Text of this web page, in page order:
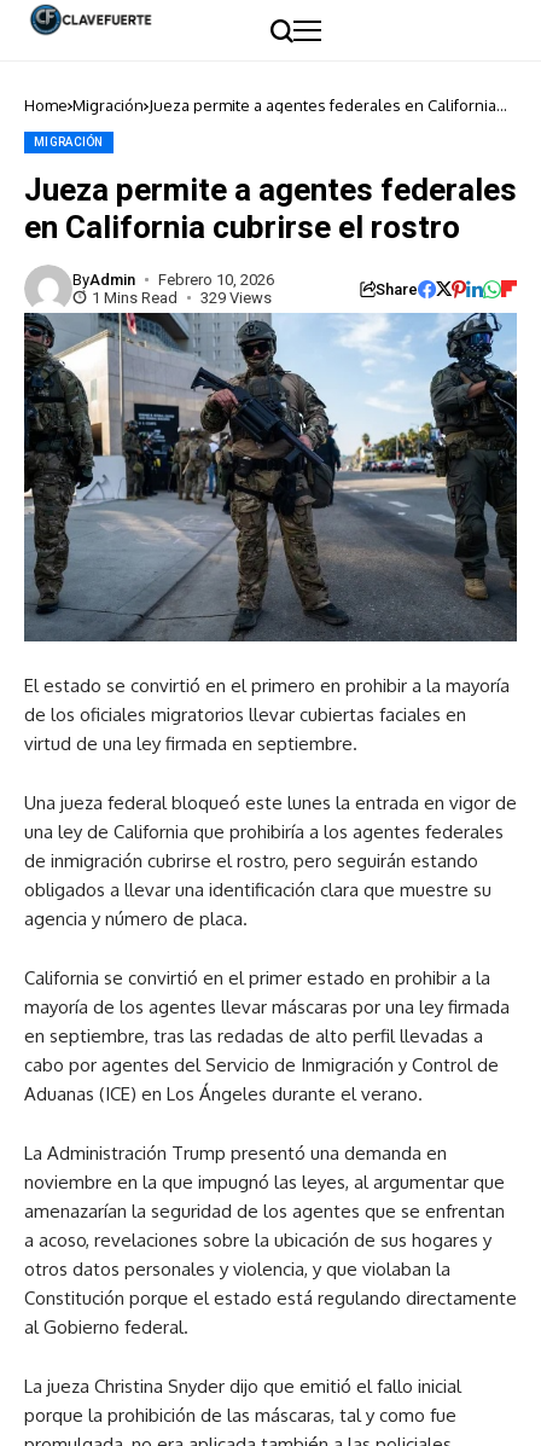
Home Migración Jueza permite a agentes federales en California
MIGRACIÓN
Jueza permite a agentes federales
en California cubrirse el rostro
ByAdmin
Febrero 10, 2026
1 Mins Read
329 Views Share
El estado se convirtió en el primero en prohibir a la mayoría
de los oficiales migratorios llevar cubiertas faciales en
virtud de una ley firmada en septiembre.
Una jueza federal bloqueó este lunes la entrada en vigor de
una ley de California que prohibiría a los agentes federales
de inmigración cubrirse el rostro, pero seguirán estando
obligados a llevar una identificación clara que muestre su
agencia y número de placa.
California se convirtió en el primer estado en prohibir a la
mayoría de los agentes llevar máscaras por una ley firmada
en septiembre, tras las redadas de alto perfil llevadas a
cabo por agentes del Servicio de Inmigración y Control de
Aduanas (ICE) en Los Ángeles durante el verano.
La Administración Trump presentó una demanda en
noviembre en la que impugnó las leyes, al argumentar que
amenazarían la seguridad de los agentes que se enfrentan
a acoso, revelaciones sobre la ubicación de sus hogares y
otros datos personales y violencia, y que violaban la
Constitución porque el estado está regulando directamente
al Gobierno federal.
La jueza Christina Snyder dijo que emitió el fallo inicial
porque la prohibición de las máscaras, tal y como fue